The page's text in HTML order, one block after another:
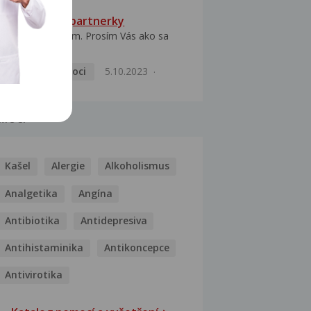
HPV typ 52 u partnerky
Dobrý deň prajem. Prosím Vás ako sa
Pohlavní nemoci
5.10.2023
Kašel Alergie Alkoholismus
Analgetika Angína
Antibiotika Antidepresiva
Antihistaminika Antikoncepce
Antivirotika